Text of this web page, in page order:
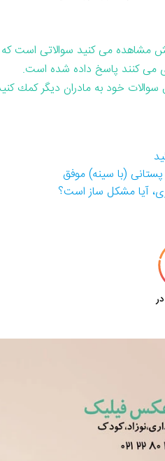
مشاهده می کنید سوالاتی
می کنند پاسخ داده شده است.
سوالات خود به مادران دیگر
(با سینه) موفق
آیا مشکل ساز است؟